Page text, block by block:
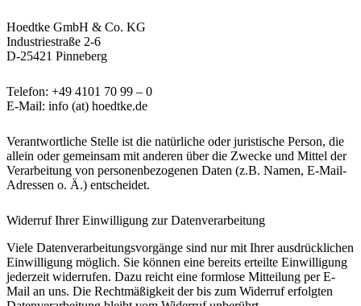
Hoedtke GmbH & Co. KG
Industriestraße 2-6
D-25421 Pinneberg
Telefon: +49 4101 70 99 – 0
E-Mail: info (at) hoedtke.de
Verantwortliche Stelle ist die natürliche oder juristische Person, die
allein oder gemeinsam mit anderen über die Zwecke und Mittel der
Verarbeitung von personenbezogenen Daten (z.B. Namen, E-Mail-
Adressen o. Ä.) entscheidet.
Widerruf Ihrer Einwilligung zur Datenverarbeitung
Viele Datenverarbeitungsvorgänge sind nur mit Ihrer ausdrücklichen
Einwilligung möglich. Sie können eine bereits erteilte Einwilligung
jederzeit widerrufen. Dazu reicht eine formlose Mitteilung per E-
Mail an uns. Die Rechtmäßigkeit der bis zum Widerruf erfolgten